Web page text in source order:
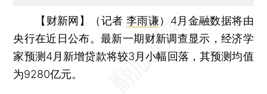
【财新网】（记者李雨谦） 4月金融数据将由
央行在近日公布。最新一期财新调查显示，经济学
家预测4月新增贷款将较3月小幅回落，其预测均值
为9280亿元。